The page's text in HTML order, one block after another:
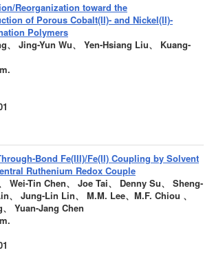
Reorganization toward the
of Porous Cobalt(II)- and Nickel(II)-
Polymers
、 Jing-Yun Wu、 Yen-Hsiang Liu、 Kuang-
Bond Fe(III)/Fe(II) Coupling by Solvent
Ruthenium Redox Couple
Wei-Tin Chen、 Joe Tai、 Denny Su、 Sheng-
、 Jung-Lin Lin、 M.M. Lee、M.F. Chiou 、
Yuan-Jang Chen